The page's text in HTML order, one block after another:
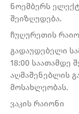
ნოემბერს
შეიზღუდება.
ჩუღურეთის
გადაუდებელი
18:00 საათამდე
აღმაშენებლის
მოსახლეობას.
ვაკის რაიონი